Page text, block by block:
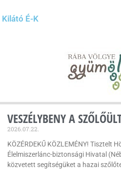
Kilátó É-K
VESZÉLYBENY A
2026.07.22.
KÖZÉRDEKŰ KÖZLEMÉNY! Tisztelt
Élelmiszerlánc-biztonsági Hivatal
közvetett segítségüket a hazai